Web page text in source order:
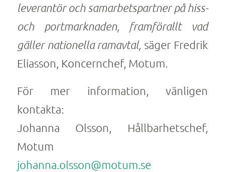
leverantör och samarbetspartner på hiss-
och portmarknaden, framförallt vad
gäller nationella ramavtal, säger Fredrik
Eliasson, Koncernchef, Motum.
För mer information, vänligen
kontakta:
Johanna Olsson, Hållbarhetschef,
Motum
johanna.olsson@motum.se